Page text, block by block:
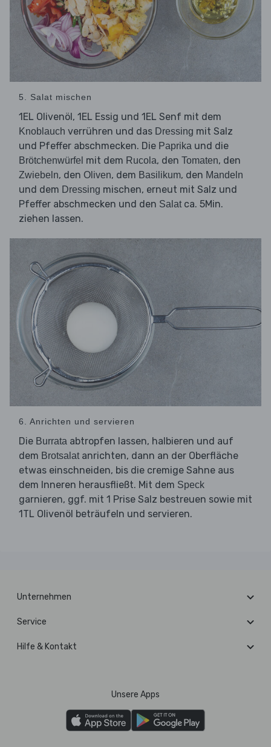
5. Salat mischen
1EL Olivenöl, 1EL Essig und 1EL Senf mit dem
Knoblauch verrühren und das Dressing mit Salz
und Pfeffer abschmecken. Die Paprika und die
Brötchenwürfel mit dem Rucola, den Tomaten, den
Zwiebeln, den Oliven, dem Basilikum, den Mandeln
und dem Dressing mischen, erneut mit Salz und
Pfeffer abschmecken und den Salatca. 5Min.
ziehen lassen.
6. Anrichten und servieren
Die Burrata abtropfen lassen, halbieren und auf
dem Brotsalatanrichten, dann an der Oberfläche
etwas einschneiden, bis die cremige Sahne aus
dem Inneren herausfließt. Mit dem Speck
garnieren, ggf. mit 1 Prise Salz bestreuen sowie mit
1TL Olivenöl beträufeln und servieren.
Unternehmen
Service
Hilfe & Kontakt
Unsere Apps